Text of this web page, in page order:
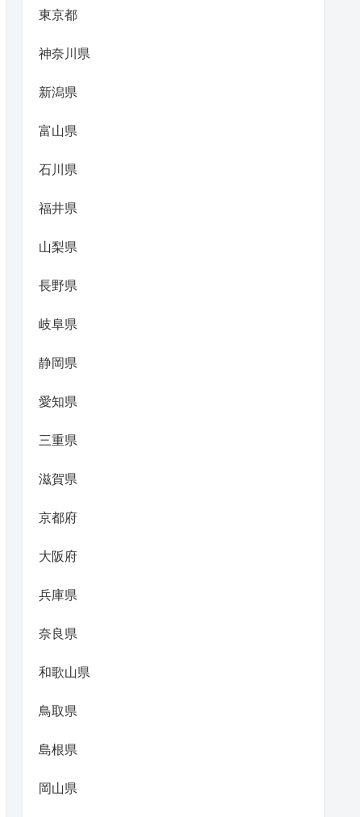
東京都
神奈川県
新潟県
富山県
石川県
福井県
山梨県
長野県
岐阜県
静岡県
愛知県
三重県
滋賀県
京都府
大阪府
兵庫県
奈良県
和歌山県
鳥取県
島根県
岡山県